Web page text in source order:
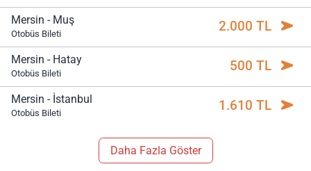
Mersin - Muş
Otobüs Bileti 2.000 TL
Mersin - Hatay
Otobüs Bileti 500 TL
Mersin - İstanbul
Otobüs Bileti 1.610 TL
Daha Fazla Göster